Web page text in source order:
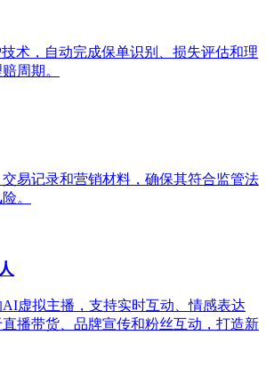
术，自动完成保单识别、损失评估和理
周期。
易记录和营销材料，确保其符合监管法
。
虚拟主播，支持实时互动、情感表达
播带货、品牌宣传和粉丝互动，打造新